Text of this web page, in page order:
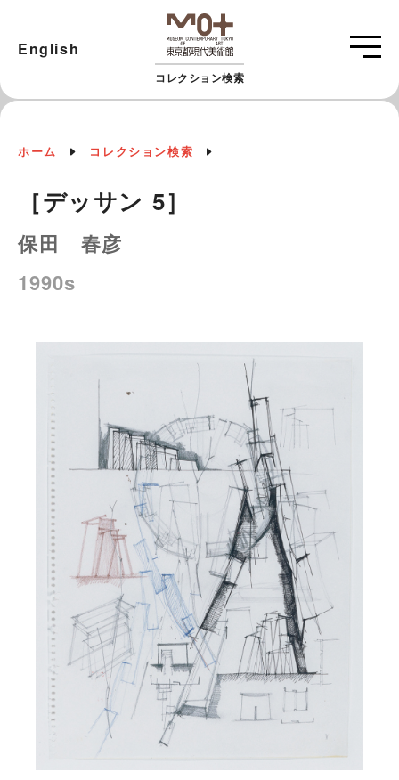
コレクション検索
English
ホーム コレクション検索
［デッサン 5］
保田 春彦
1990s